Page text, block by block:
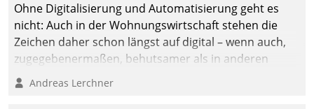
Ohne Digitalisierung und Automatisierung geht es
nicht: Auch in der Wohnungswirtschaft stehen die
Zeichen daher schon längst auf digital – wenn auch,
zugegebenermaßen, behutsamer als in anderen
Branchen.
Andreas Lerchner